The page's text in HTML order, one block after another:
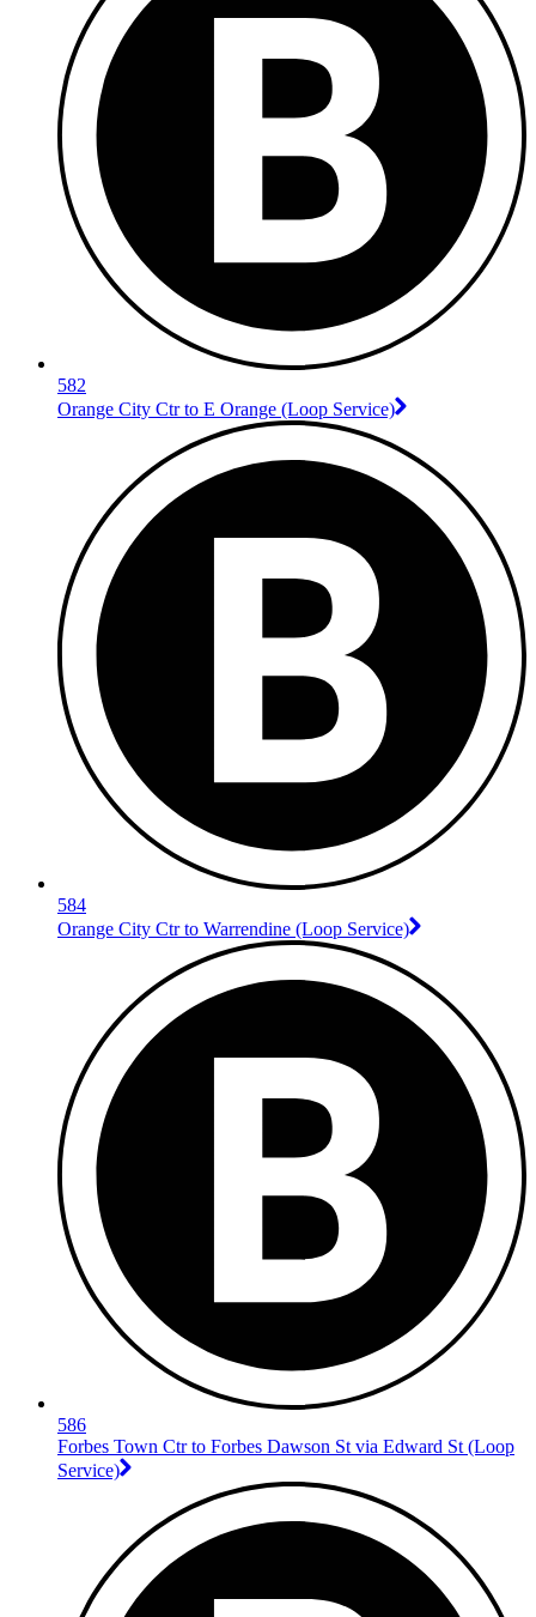
582
Orange City Ctr to E Orange (Loop Service)
584
Orange City Ctr to Warrendine (Loop Service)
586
Forbes Town Ctr to Forbes Dawson St via Edward St (Loop
Service)